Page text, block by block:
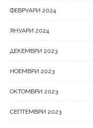
ФЕВРУАРИ 2024
ЯНУАРИ 2024
ДЕКЕМВРИ 2023
НОЕМВРИ 2023
ОКТОМВРИ 2023
СЕПТЕМВРИ 2023